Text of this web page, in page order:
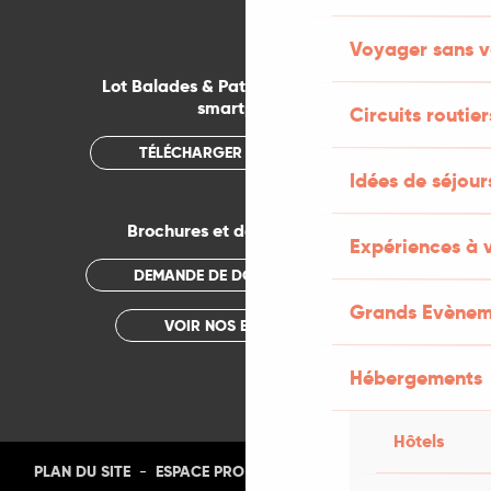
Voyager sans
Circuits
Idées de
Expériences à
Grands
Hébergements
Hôtels
Lot Balades & Patrimoines sur votre
smartphone
TÉLÉCHARGER L'APPLICATION
Brochures et documentations
DEMANDE DE DOCUMENTATION
VOIR NOS BROCHURES
PLAN DU SITE - ESPACE PRO PHOTOTHÈQUE -